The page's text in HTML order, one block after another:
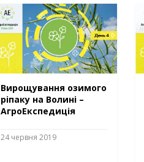
Вирощування озимого
ріпаку на Волині –
АгроЕкспедиція
24 червня 2019